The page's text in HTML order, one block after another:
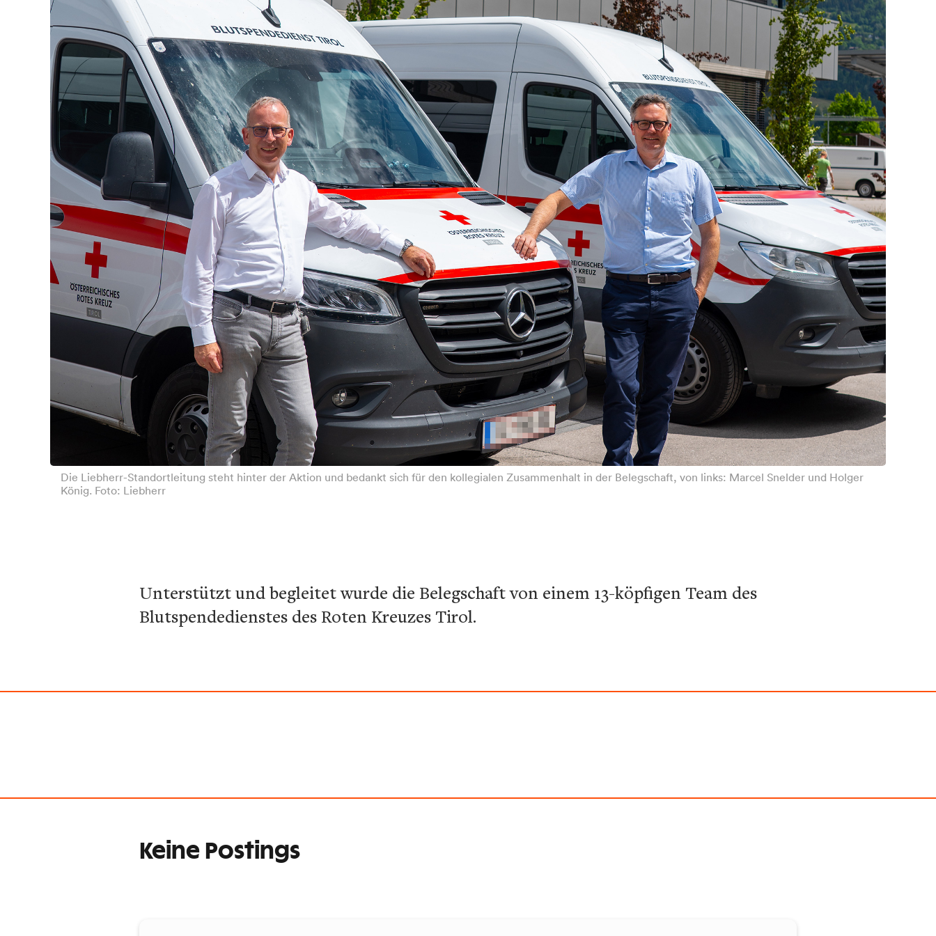
Die Liebherr-Standortleitung steht hinter der Aktion und bedankt sich für den kollegialen Zusammenhalt in der Belegschaft, von links: Marcel Snelder und Holger
König. Foto: Liebherr
Unterstützt und begleitet wurde die Belegschaft von einem 13-köpfigen Team des
Blutspendedienstes des Roten Kreuzes Tirol.
Keine Postings